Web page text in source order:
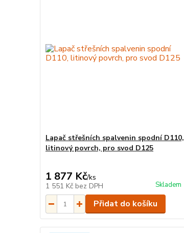
Lapač střešních spalvenin spodní D110,
litinový povrch, pro svod D125
1 877 Kč/ks
1 551 Kč bez DPH Skladem
Přidat do košíku